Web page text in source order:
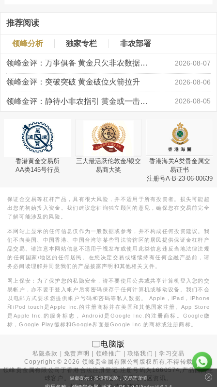
推荐阅读
领峰分析 独家专栏 非农部署
领峰金评：万事俱备 黄金只欠非农数据“东风” 2026-08-07
领峰金评：突破突破 黄金破位火箭拉升 2026-08-06
领峰金评：静待小非农指引 黄金或一击破局 2026-08-05
香港黄金交易所
AA类145号行员
三大最活跃伦敦金/银交
易商大奖
香港海关A类贵金属交
易证书
注册号A-B-23-06-00639
保证金交易等杠杆产品，具有很大风险，并不适用于所有投资者。损失可能超
出您的初始投入资金。我们建议您征询独立顾问的意见，确保您在交易前完全
了解可能涉及的风险。
本网站上显示的任何信息仅作为一般数据或参考，并不构成任何投资建议。我
们不向美国、中国香港、中国台湾等某些司法管辖区的居民提供保证金杠杆产
品交易。请注意本网站信息不适用于视发布或使用此类信息违反当地法律法规
的任何国家/地区的任何居民。在您决定交易或继续持有任何金融产品前，请
务必阅读理解并同意我们的产品披露声明和其他相关文件。
网上保安：为了保护您的私隐安全，请不要使用公共或共享计算机登入您的交
易帐户，亦不要于登入帐户后将密码保存于任何计算机或移动设备。我们不会
以电邮方式要求您提供帐户号码和密码等私人数据。 Apple，iPad，iPhone
和iPod touch是Apple Inc.的注册商标并在美国和其他国家注册。App Store
是Apple Inc.的服务标志，Android是Google Inc.的注册商标。Google徽
标，Google Play徽标和Google界面是Google Inc.的商标或注册商标。
电脑版
私隐条款 |免责声明 领峰推广 |联络我们 |学习交易
Copyright ©2026 领峰贵金属有限公司版权所有,不得转载
领峰贵金属有限公司于香港合法注册登记,注册号码为1660574,产品面向全
球客户。本站内所有内容均为香港地区资讯。
温馨提示：投资有风险，交易需谨慎